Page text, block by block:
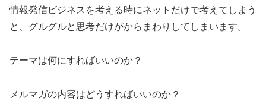
情報発信ビジネスを考える時にネットだけで考えてしまう
と、グルグルと思考だけがからまわりしてしまいます。
テーマは何にすればいいのか？
メルマガの内容はどうすればいいのか？